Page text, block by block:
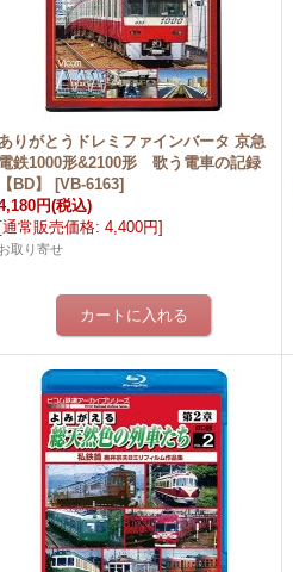
りがとうドレミファインバータ 京急
電鉄1000形&2100形 歌う電車の記録
【BD】
[VB-6163]
円(税込)
[通常販売価格: 4,400円]
お取り寄せ